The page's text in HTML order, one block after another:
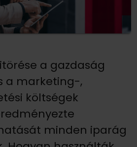
a gazdaság
a marketing-,
költségek
minden iparág